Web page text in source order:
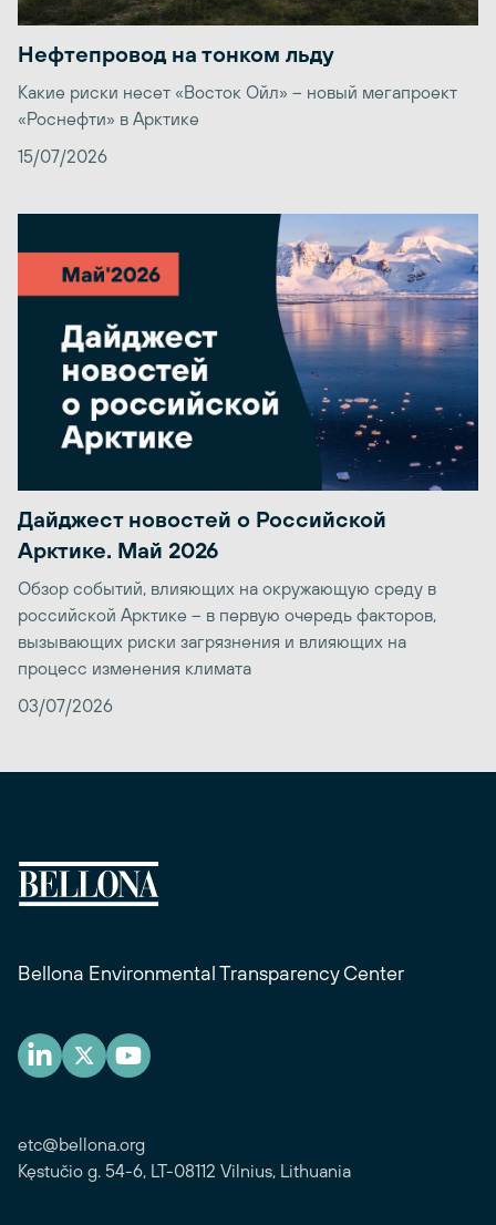
Нефтепровод на тонком льду
Какие риски несет «Восток Ойл» – новый мегапроект
«Роснефти» в Арктике
15/07/2026
Дайджест новостей о Российской
Арктике. Май 2026
Обзор событий, влияющих на окружающую среду в
российской Арктике – в первую очередь факторов,
вызывающих риски загрязнения и влияющих на
процесс изменения климата
03/07/2026
Bellona Environmental Transparency Center
etc@bellona.org
Kęstučio g. 54-6, LT-08112 Vilnius, Lithuania